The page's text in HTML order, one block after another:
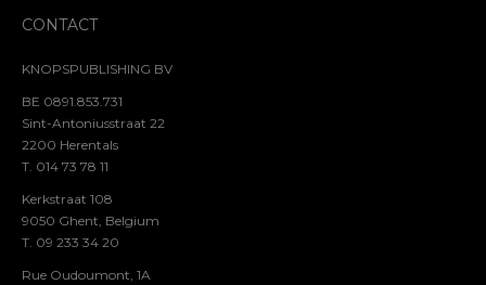
CONTACT
KNOPSPUBLISHING BV
BE 0891.853.731
Sint-Antoniusstraat 22
2200 Herentals
T. 014 73 78 11
Kerkstraat 108
9050 Ghent, Belgium
T. 09 233 34 20
Rue Oudoumont, 1A